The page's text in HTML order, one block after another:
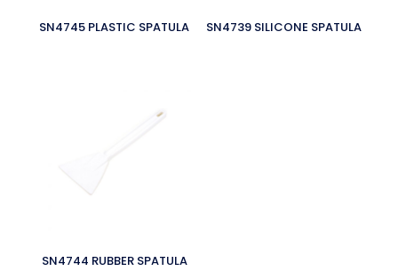
SN4745 PLASTIC SPATULA SN4739 SILICONE SPATULA
SN4744 RUBBER SPATULA